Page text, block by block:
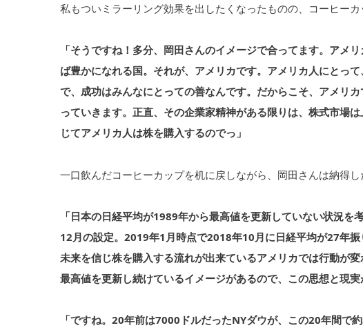
私もついミラーリング効果を出したくなったものの、コーヒー
「そうですね！多分、岡田さんのイメージで合ってます。アメ
ば豊かになれる国。それが、アメリカです。アメリカ人にとっ
で、成功はみんなにとっての善なんです。だからこそ、アメリ
っていきます。正直、その企業家精神がある限りは、株式市場
じてアメリカ人は株を購入するのでっ」
一口飲んだコーヒーカップを机に戻しながら、岡田さんは納得し
「日本の日経平均が1989年から最高値を更新していない状況
12月の設定。2019年1月時点で2018年10月に日経平均が27年振
未来を信じ株を購入する流れが出来ているアメリカでは行動が
最高値を更新し続けているイメージがあるので、この思想と現
「ですね。20年前は7000ドルだったNYダウが、この20年間で